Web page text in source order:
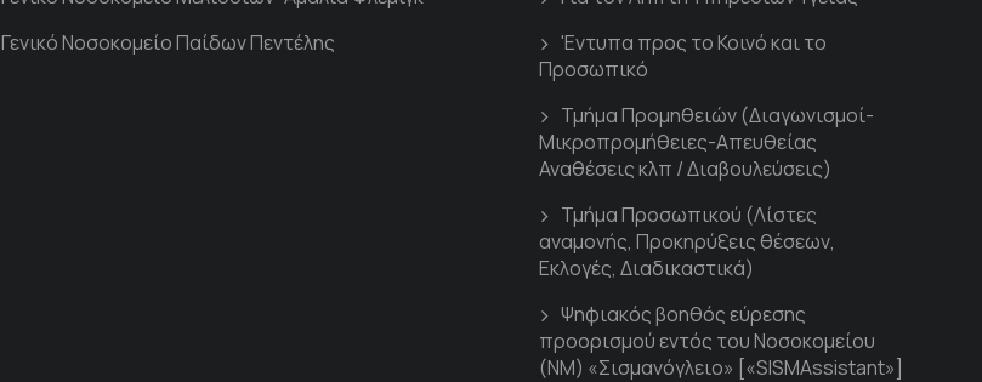
Γενικό Νοσοκομείο Παίδων Πεντέλης
'Εντυπα προς το Κοινό και το
Προσωπικό
Τμήμα Προμηθειών (Διαγωνισμοί-
Μικροπρομήθειες-Απευθείας
Αναθέσεις κλπ / Διαβουλεύσεις)
Τμήμα Προσωπικού (Λίστες
αναμονής, Προκηρύξεις θέσεων,
Εκλογές, Διαδικαστικά)
Ψηφιακός βοηθός εύρεσης
προορισμού εντός του Νοσοκομείου
(ΝΜ) «Σισμανόγλειο» [«SISMAssistant»]